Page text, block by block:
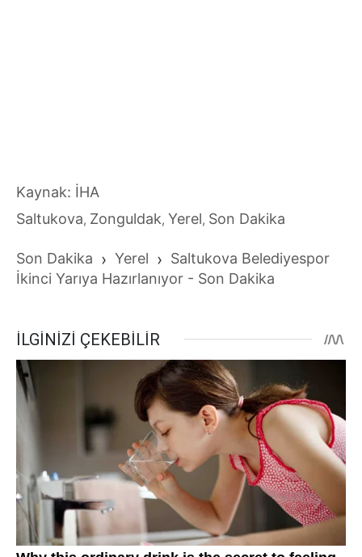
Kaynak: İHA
Saltukova, Zonguldak, Yerel, Son Dakika
Son Dakika › Yerel › Saltukova Belediyespor
İkinci Yarıya Hazırlanıyor - Son Dakika